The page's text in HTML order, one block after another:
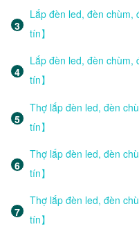
Lắp đèn led, đèn chùm,
tín】
Lắp đèn led, đèn chùm,
tín】
Thợ lắp đèn led, đèn
tín】
Thợ lắp đèn led, đèn
tín】
Thợ lắp đèn led, đèn
tín】